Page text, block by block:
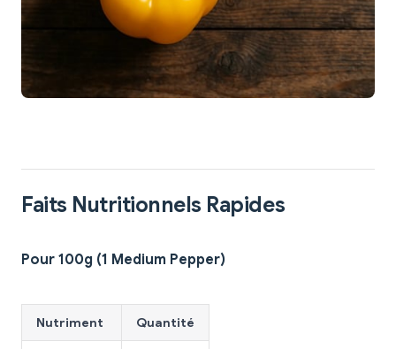
Faits Nutritionnels Rapides
Pour 100g (1 Medium Pepper)
Nutriment Quantité